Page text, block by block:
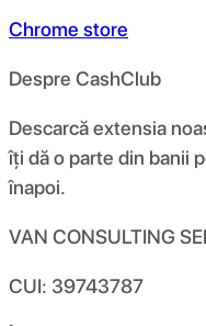
Chrome store
Despre CashClub
Descarcă extensia
îți dă o parte din banii
înapoi.
VAN CONSULTING
CUI: 39743787